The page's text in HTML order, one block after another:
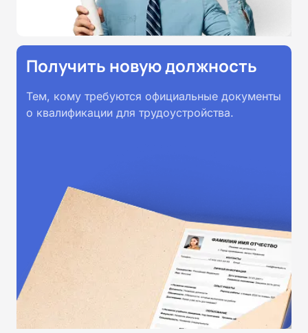
Получить новую должность
Тем, кому требуются официальные документы
о квалификации для трудоустройства.